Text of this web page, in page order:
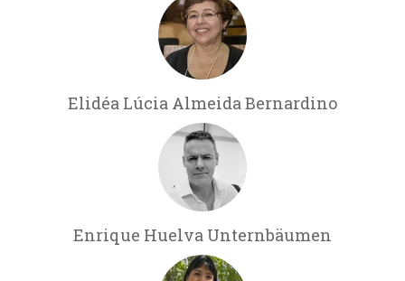
Elidéa Lúcia Almeida Bernardino
Enrique Huelva Unternbäumen